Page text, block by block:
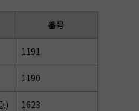
番号
1191
1190
) 1623